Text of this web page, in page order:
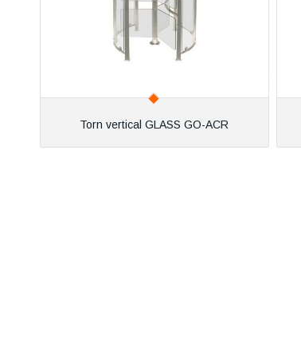
Torn vertical GLASS GO-ACR